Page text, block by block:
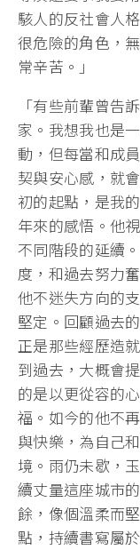
駭人的反社會人
很危險的角色，
常辛苦。」
「有些前輩曾告
家。我想我也是
動，但每當和成
契與安心感，就
初的起點，是我
年來的感悟。他
不同階段的延續
度，和過去努力
他不迷失方向的
堅定。回顧過去
正是那些經歷造
到過去，大概會
的是以更從容的
福。如今的他不
與快樂，為自己
境。雨仍未歇，
續丈量這座城市
餘，像個溫柔而
點，持續書寫屬